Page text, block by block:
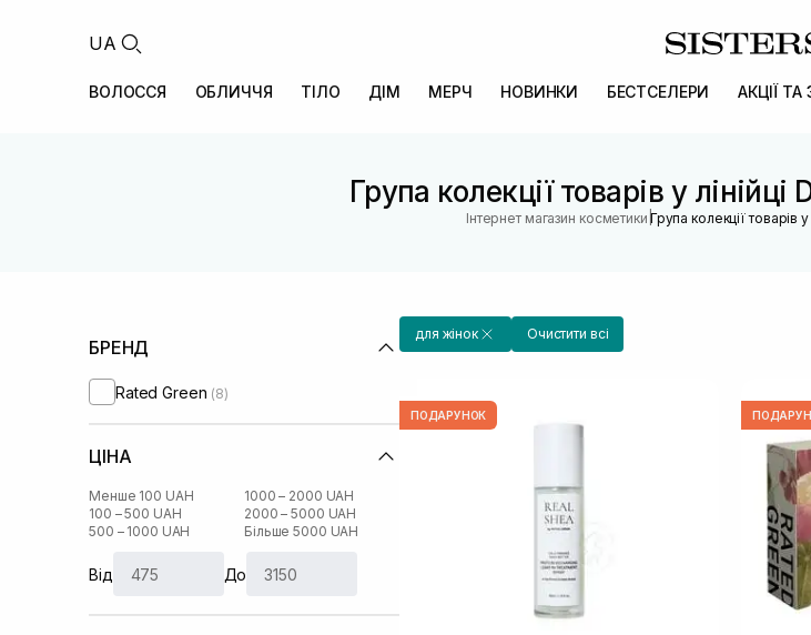
UA
ВОЛОССЯ ОБЛИЧЧЯ ТІЛО ДІМ МЕРЧ НОВИНКИ БЕСТСЕЛЕРИ АКЦІЇ
Група колекції товарів у
Інтернет магазин косметики |Група колекції товарів
БРЕНД
Rated Green (8)
ЦІНА
Менше 100 UAH
100 – 500 UAH
500 – 1000 UAH
1000 – 2000 UAH
2000 – 5000 UAH
Більше 5000 UAH
Від До
для жінок Очистити всі
ПОДАРУНОК